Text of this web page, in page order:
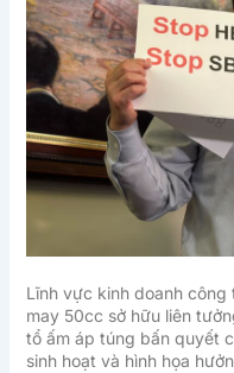
Lĩnh vực kinh doanh
may 50cc sở hữu liên
tổ ấm áp túng bấn quyết
sinh hoạt và hình họa